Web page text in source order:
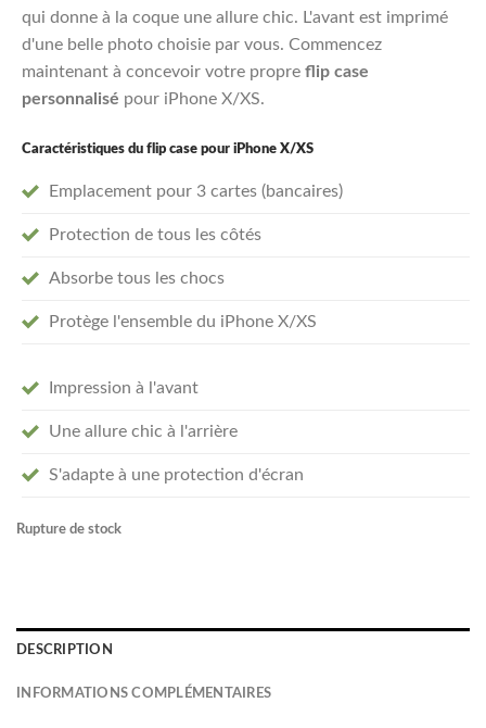
qui donne à la coque une allure chic. L'avant est imprimé
d'une belle photo choisie par vous. Commencez
maintenant à concevoir votre propre flip case
personnalisé pour iPhone X/XS.
Caractéristiques du flip case pour iPhone X/XS
Emplacement pour 3 cartes (bancaires)
Protection de tous les côtés
Absorbe tous les chocs
Protège l'ensemble du iPhone X/XS
Impression à l'avant
Une allure chic à l'arrière
S'adapte à une protection d'écran
Rupture de stock
DESCRIPTION
INFORMATIONS COMPLÉMENTAIRES